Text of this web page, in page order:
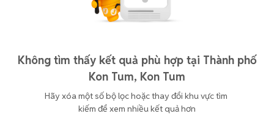
Không tìm thấy kết quả phù hợp tại Thành phố
Kon Tum, Kon Tum
Hãy xóa một số bộ lọc hoặc thay đổi khu vực tìm
kiếm để xem nhiều kết quả hơn